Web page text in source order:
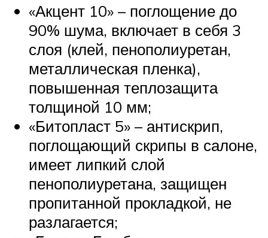
«Акцент 10» – поглощение до
90% шума, включает в себя 3
слоя (клей, пенополиуретан,
металлическая пленка),
повышенная теплозащита
толщиной 10 мм;
«Битопласт 5» – антискрип,
поглощающий скрипы в салоне,
имеет липкий слой
пенополиуретана, защищен
пропитанной прокладкой, не
разлагается;